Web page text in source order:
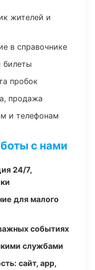
жителей и
в справочнике
билеты
пробок
продажа
и телефонам
с нами
24/7,
для малого
событиях
службами
сайт, app,